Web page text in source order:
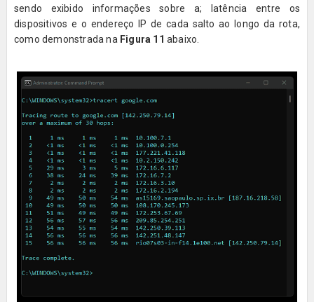
sendo exibido informações sobre a; latência entre os
dispositivos e o endereço IP de cada salto ao longo da rota,
como demonstrada na Figura 11 abaixo.